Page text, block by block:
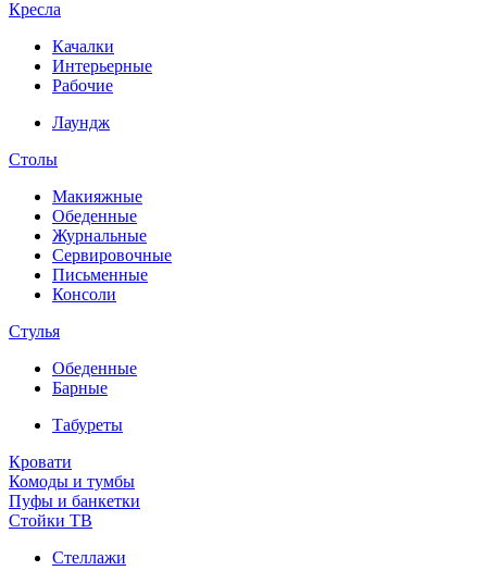
Кресла
Качалки
Интерьерные
Рабочие
Лаундж
Столы
Макияжные
Обеденные
Журнальные
Сервировочные
Письменные
Консоли
Стулья
Обеденные
Барные
Табуреты
Кровати
Комоды и тумбы
Пуфы и банкетки
Стойки ТВ
Стеллажи